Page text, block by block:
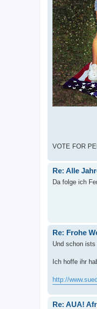
VOTE FOR
Re: Alle
Da folge ich
Re: Frohe
Und schon ists
Ich hoffe ihr
http://
Re: AUA!